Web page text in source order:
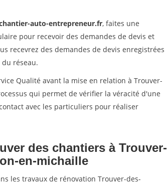
auto-entrepreneur.fr, faites une
pour recevoir des demandes de devis et
recevrez des demandes de devis enregistrées
réseau.
Qualité avant la mise en relation à Trouver-
qui permet de vérifier la véracité d'une
avec les particuliers pour réaliser
des chantiers à Trouver-
en-michaille
les travaux de rénovation Trouver-des-